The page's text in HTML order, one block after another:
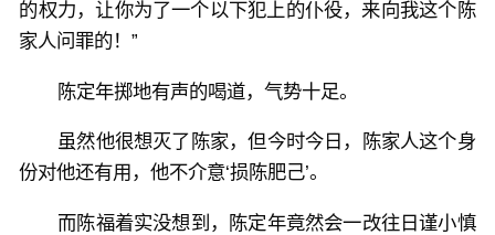
的权力，让你为了一个以下犯上的仆役，来向我这个陈
家人问罪的！”
陈定年掷地有声的喝道，气势十足。
虽然他很想灭了陈家，但今时今日，陈家人这个身
份对他还有用，他不介意‘损陈肥己’。
而陈福着实没想到，陈定年竟然会一改往日谨小慎